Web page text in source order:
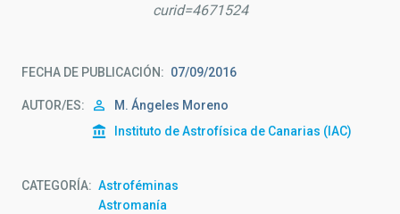
curid=4671524
FECHA DE PUBLICACIÓN 07/09/2016
AUTOR/ES
M. Ángeles Moreno
Instituto de Astrofísica de Canarias (IAC)
CATEGORÍA
Astroféminas
Astromanía